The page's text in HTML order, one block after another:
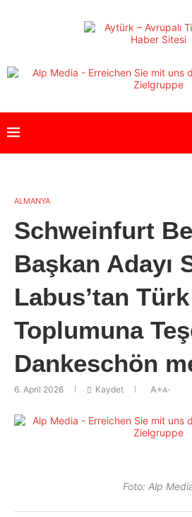
ALMANYA
Schweinfurt
Başkan Adayı
Labus’tan Türk
Toplumuna
Dankeschön
6. April 2026 Kaydet A+A-
Foto: Alp